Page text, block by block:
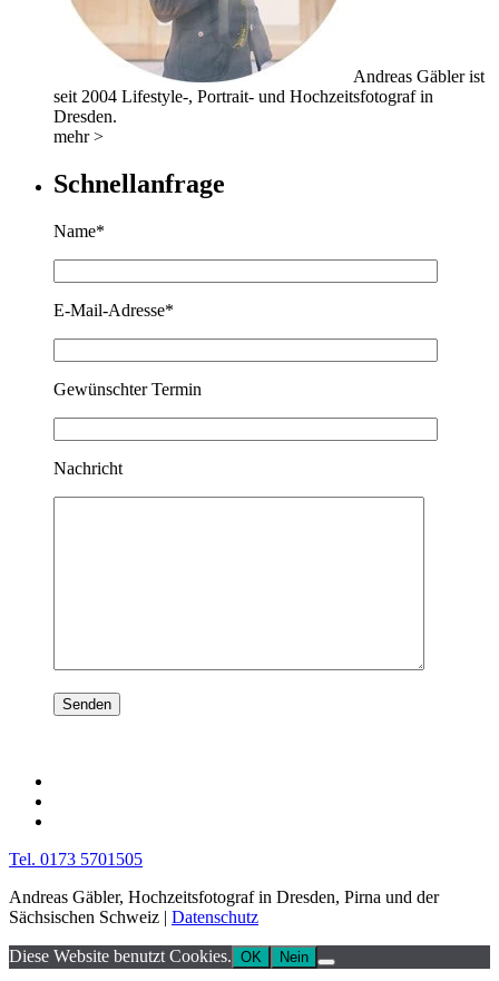
Andreas Gäbler ist
seit 2004 Lifestyle-, Portrait- und Hochzeitsfotograf in
Dresden.
mehr >
Schnellanfrage
Name*
E-Mail-Adresse*
Gewünschter Termin
Nachricht
Tel. 0173 5701505
Andreas Gäbler, Hochzeitsfotograf in Dresden, Pirna und der
Sächsischen Schweiz | Datenschutz
Diese Website benutzt Cookies. OK Nein